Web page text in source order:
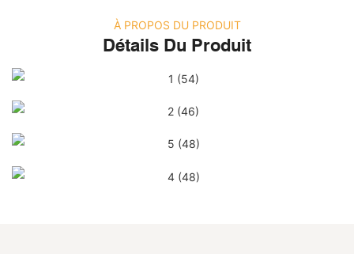
À PROPOS DU PRODUIT
Détails Du Produit